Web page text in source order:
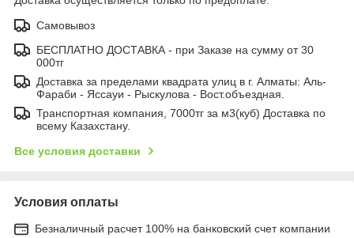
Самовывоз
БЕСПЛАТНО ДОСТАВКА - при Заказе на сумму от 30
000тг
Доставка за пределами квадрата улиц в г. Алматы: Аль-
Фараби - Яссауи - Рыскулова - Вост.объездная.
Транспортная компания, 7000тг за м3(куб) Доставка по
всему Казахстану.
Все условия доставки
Условия оплаты
Безналичный расчет 100% на банковский счет компании